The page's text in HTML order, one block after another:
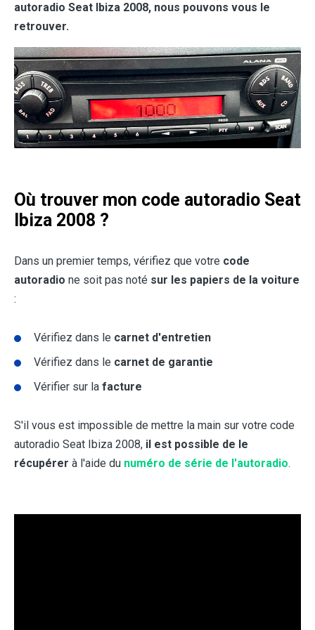
autoradio Seat Ibiza 2008, nous pouvons vous le
retrouver.
Où trouver mon code autoradio Seat
Ibiza 2008 ?
Dans un premier temps, vérifiez que votre code
autoradio ne soit pas noté sur les papiers de la voiture
:
Vérifiez dans le carnet d'entretien
Vérifiez dans le carnet de garantie
Vérifier sur la facture
S'il vous est impossible de mettre la main sur votre code
autoradio Seat Ibiza 2008, il est possible de le
récupérer à l'aide du numéro de série de l'autoradio.